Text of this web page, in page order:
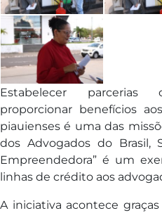
Estabelecer
proporcionar benefícios
piauienses é uma das
dos Advogados do Brasil,
Empreendedora” é um
linhas de crédito aos
A iniciativa acontece